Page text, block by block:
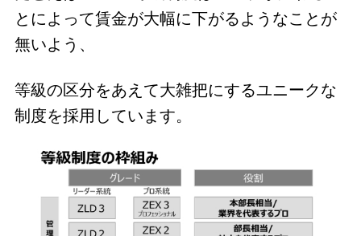
とによって賃金が大幅に下がるようなことが
無いよう、
等級の区分をあえて大雑把にするユニークな
制度を採用しています。